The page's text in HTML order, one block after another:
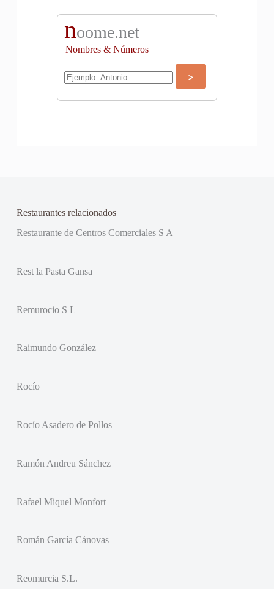
noome.net
Nombres & Números
Restaurantes relacionados
Restaurante de Centros Comerciales S A
Rest la Pasta Gansa
Remurocio S L
Raimundo González
Rocío
Rocío Asadero de Pollos
Ramón Andreu Sánchez
Rafael Miquel Monfort
Román García Cánovas
Reomurcia S.L.